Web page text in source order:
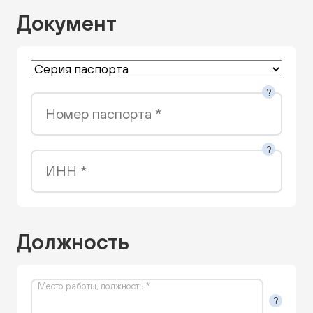
Документ
Номер паспорта *
?
ИНН *
?
Должность
Место работы, должность *
?